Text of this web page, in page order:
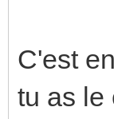
C'est
tu as le